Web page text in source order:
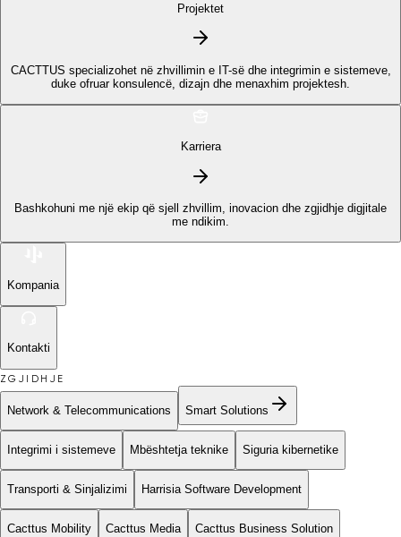
Projektet
CACTTUS specializohet në zhvillimin e IT-së dhe integrimin e sistemeve,
duke ofruar konsulencë, dizajn dhe menaxhim projektesh.
Karriera
Bashkohuni me një ekip që sjell zhvillim, inovacion dhe zgjidhje digjitale
me ndikim.
Kompania
Kontakti
ZGJIDHJE
Network & Telecommunications Smart Solutions
Integrimi i sistemeve Mbështetja teknike Siguria kibernetike
Transporti & Sinjalizimi Harrisia Software Development
Cacttus Mobility Cacttus Media Cacttus Business Solution